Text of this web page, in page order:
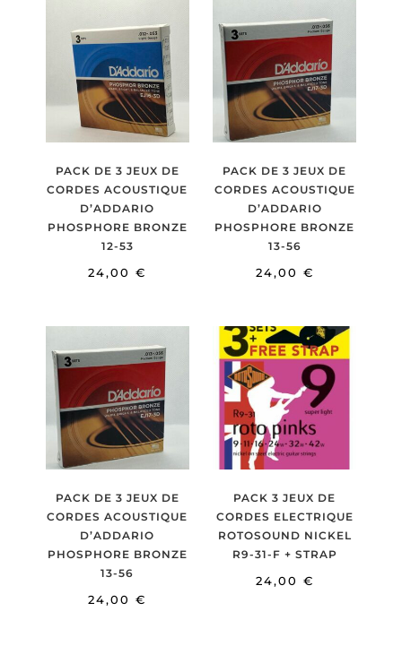
PACK DE 3 JEUX DE
CORDES ACOUSTIQUE
D’ADDARIO
PHOSPHORE BRONZE
12-53
24,00€
PACK DE 3 JEUX DE
CORDES ACOUSTIQUE
D’ADDARIO
PHOSPHORE BRONZE
13-56
24,00 €
PACK DE 3 JEUX DE
CORDES ACOUSTIQUE
D’ADDARIO
PHOSPHORE BRONZE
13-56
24,00€
PACK 3 JEUX DE
CORDES ELECTRIQUE
ROTOSOUND NICKEL
R9-31-F + STRAP
24,00 €